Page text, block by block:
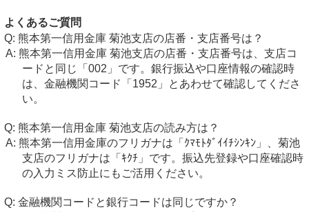
よくあるご質問
熊本第一信用金庫 菊池支店の店番・支店番号は？
熊本第一信用金庫 菊池支店の店番・支店番号は、支店コ
ードと同じ「002」です。銀行振込や口座情報の確認時
は、金融機関コード「1952」とあわせて確認してくださ
い。
熊本第一信用金庫 菊池支店の読み方は？
熊本第一信用金庫のフリガナは「ｸﾏﾓﾄﾀﾞｲｲﾁｼﾝｷﾝ」、菊池
支店のフリガナは「ｷｸﾁ」です。振込先登録や口座確認時
の入力ミス防止にもご活用ください。
金融機関コードと銀行コードは同じですか？